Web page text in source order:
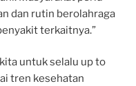
dan rutin berolahraga
terkaitnya.”
untuk selalu up to
tren kesehatan